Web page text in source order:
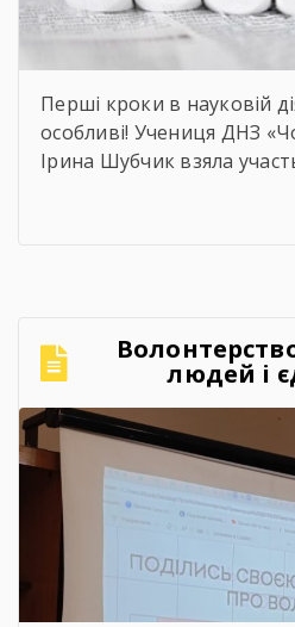
Перші кроки в науковій
особливі! Учениця ДНЗ
Ірина Шубчик взяла
«Сучасний стан та
аналізом та прагненням
виклики й перспективи
сфери Чортківського […]
людей і